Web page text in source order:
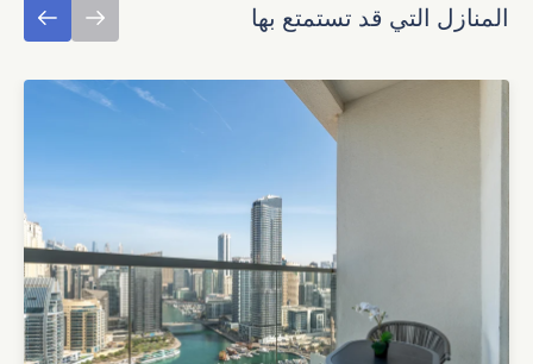
المنازل التي قد تستمتع بها